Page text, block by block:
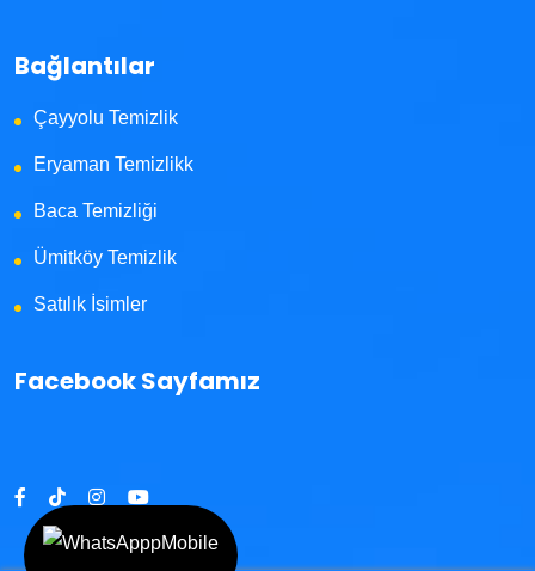
Bağlantılar
Çayyolu Temizlik
Eryaman Temizlikk
Baca Temizliği
Ümitköy Temizlik
Satılık İsimler
Facebook Sayfamız